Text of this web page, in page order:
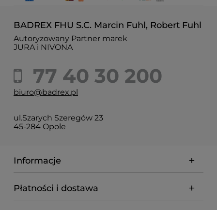
BADREX FHU S.C. Marcin Fuhl, Robert Fuhl
Autoryzowany Partner marek
JURA i NIVONA
77 40 30 200
biuro@badrex.pl
ul.Szarych Szeregów 23
45-284 Opole
Informacje
Płatności i dostawa